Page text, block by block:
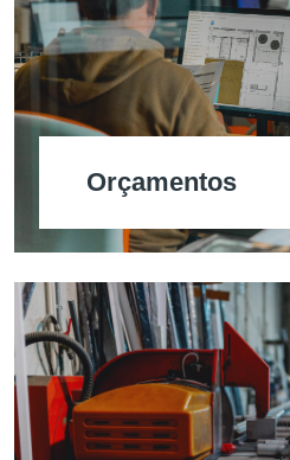
Orçamentos